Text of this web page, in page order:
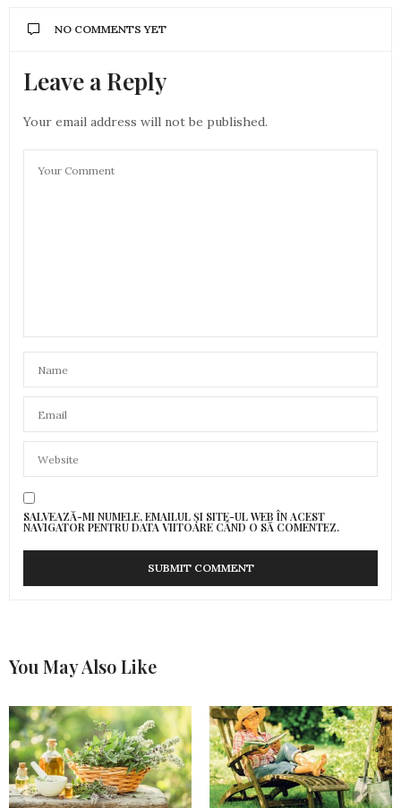
NO COMMENTS YET
Leave a Reply
Your email address will not be published.
SALVEAZĂ-MI NUMELE, EMAILUL ȘI SITE-UL WEB ÎN ACEST
NAVIGATOR PENTRU DATA VIITOARE CÂND O SĂ COMENTEZ.
You May Also Like